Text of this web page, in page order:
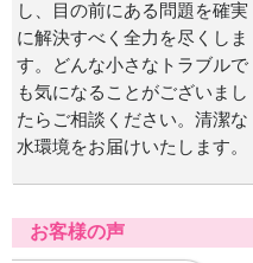
し、目の前にある問題を確実
に解決すべく全力を尽くしま
す。どんな小さなトラブルで
も気になることがございまし
たらご相談ください。清潔な
水環境をお届けいたします。
お客様の声